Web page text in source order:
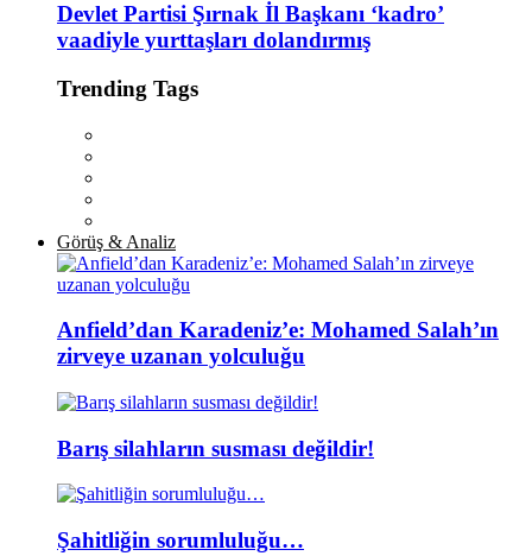
Devlet Partisi Şırnak İl Başkanı ‘kadro’
vaadiyle yurttaşları dolandırmış
Trending Tags
Görüş & Analiz
Anfield’dan Karadeniz’e: Mohamed Salah’ın
zirveye uzanan yolculuğu
Barış silahların susması değildir!
Şahitliğin sorumluluğu…